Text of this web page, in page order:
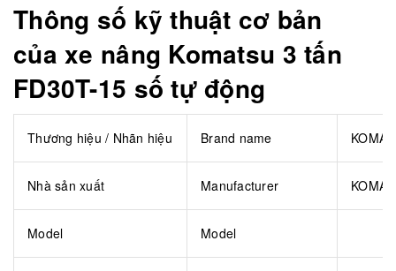
Thông số kỹ thuật cơ bản
của xe nâng Komatsu 3 tấn
FD30T-15 số tự động
Thương hiệu / Nhãn hiệu Brand name
Nhà sản xuất Manufacturer
Model Model